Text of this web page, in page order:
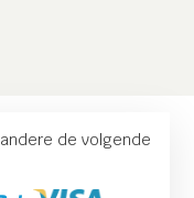
de volgende